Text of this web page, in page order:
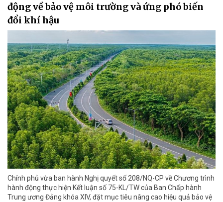
động về bảo vệ môi trường và ứng phó biến
đổi khí hậu
Chính phủ vừa ban hành Nghị quyết số 208/NQ-CP về Chương trình
hành động thực hiện Kết luận số 75-KL/TW của Ban Chấp hành
Trung ương Đảng khóa XIV, đặt mục tiêu nâng cao hiệu quả bảo vệ